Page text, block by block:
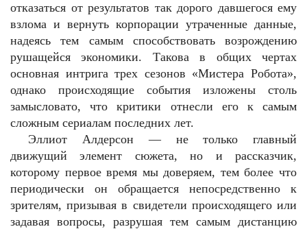
отказаться от результатов так дорого давшегося ему
взлома и вернуть корпорации утраченные данные,
надеясь тем самым способствовать возрождению
рушащейся экономики. Такова в общих чертах
основная интрига трех сезонов «Мистера Робота»,
однако происходящие события изложены столь
замысловато, что критики отнесли его к самым
сложным сериалам последних лет.
Эллиот Алдерсон — не только главный
движущий элемент сюжета, но и рассказчик,
которому первое время мы доверяем, тем более что
периодически он обращается непосредственно к
зрителям, призывая в свидетели происходящего или
задавая вопросы, разрушая тем самым дистанцию